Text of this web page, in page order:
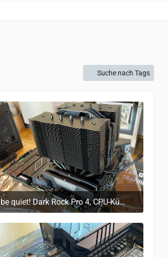
Suche nach Tags
be quiet! Dark Rock Pro 4, CPU-Kühler
29. März 2023 um 11:20